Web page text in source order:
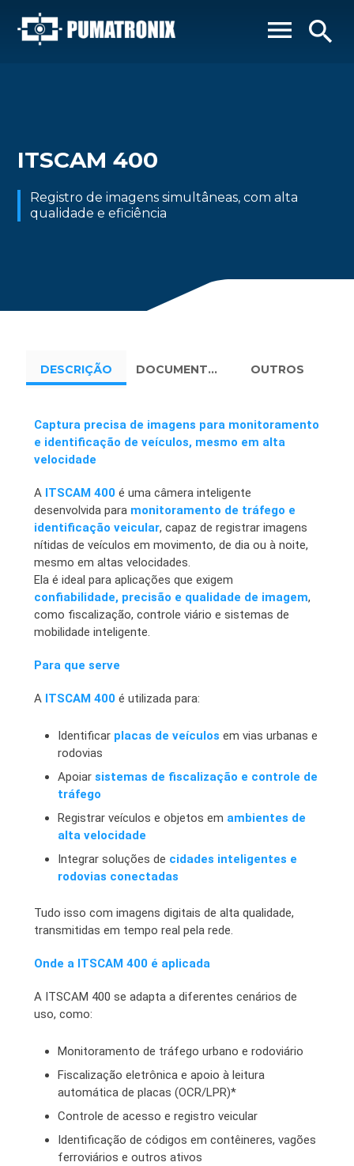
search
menu
ITSCAM 400
Registro de imagens simultâneas, com alta
qualidade e eficiência
DESCRIÇÃO DOCUMENTOS OUTROS
Captura precisa de imagens para monitoramento
e identificação de veículos, mesmo em alta
velocidade
A ITSCAM 400 é uma câmera inteligente
desenvolvida para monitoramento de tráfego e
identificação veicular, capaz de registrar imagens
nítidas de veículos em movimento, de dia ou à noite,
mesmo em altas velocidades.
Ela é ideal para aplicações que exigem
confiabilidade, precisão e qualidade de imagem,
como fiscalização, controle viário e sistemas de
mobilidade inteligente.
Para que serve
A ITSCAM 400 é utilizada para:
Identificar placas de veículos em vias urbanas e
rodovias
Apoiarsistemas de fiscalização e controle de
tráfego
Registrar veículos e objetos em ambientes de
alta velocidade
Integrar soluções de cidades inteligentes e
rodovias conectadas
Tudo isso com imagens digitais de alta qualidade,
transmitidas em tempo real pela rede.
Onde a ITSCAM 400 é aplicada
A ITSCAM 400 se adapta a diferentes cenários de
uso, como:
Monitoramento de tráfego urbano e rodoviário
Fiscalização eletrônica e apoio à leitura
automática de placas (OCR/LPR)*
Controle de acesso e registro veicular
Identificação de códigos em contêineres, vagões
ferroviários e outros ativos